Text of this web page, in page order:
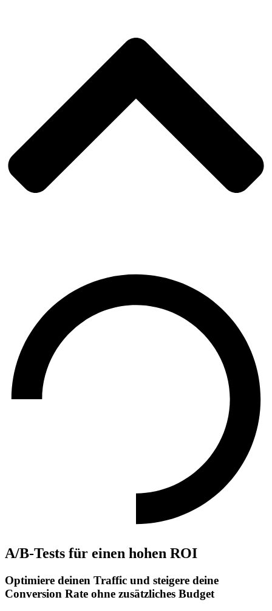
A/B-Tests für einen hohen ROI
Optimiere deinen Traffic und steigere deine
Conversion Rate ohne zusätzliches Budget